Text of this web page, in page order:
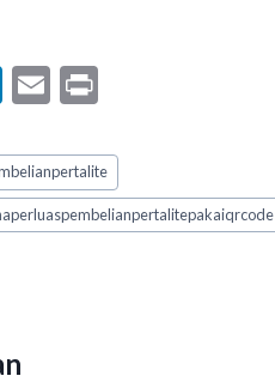
Li
ke
dI
n
E
ai
l
t